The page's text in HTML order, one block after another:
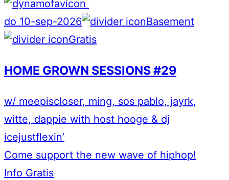
do 10-sep-2026
Basement
Gratis
HOME GROWN SESSIONS #29
w/ meepiscloser, ming, sos pablo, jayrk,
witte, dappie with host hooge & dj
icejustflexin’
Come support the new wave of hiphop!
Info Gratis